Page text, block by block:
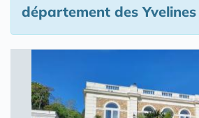
département des Yvelines